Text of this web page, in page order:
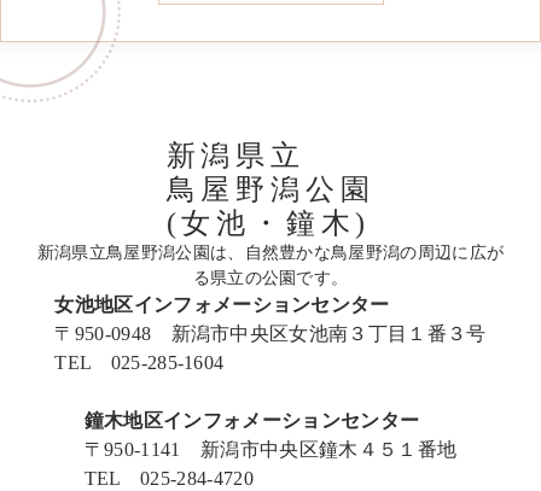
新潟県立
鳥屋野潟公園
(女池・鐘木)
新潟県立鳥屋野潟公園は、自然豊かな鳥屋野潟の周辺に広が
る県立の公園です。
女池地区インフォメーションセンター
〒950-0948 新潟市中央区女池南３丁目１番３号
TEL 025-285-1604
鐘木地区インフォメーションセンター
〒950-1141 新潟市中央区鐘木４５１番地
TEL 025-284-4720